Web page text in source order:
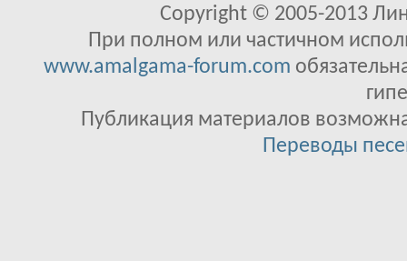
Copyright © 2005-2013
При полном или частичном
www.amalgama-forum.com
Публикация материалов
Переводы